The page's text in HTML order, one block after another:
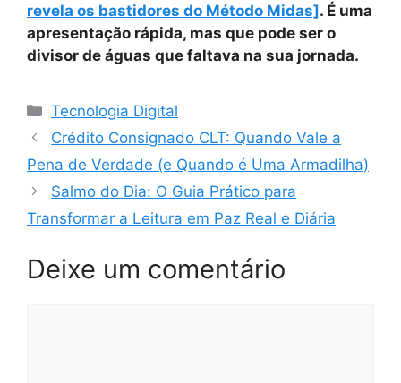
revela os bastidores do Método Midas]. É uma
apresentação rápida, mas que pode ser o
divisor de águas que faltava na sua jornada.
Categorias
Tecnologia Digital
Crédito Consignado CLT: Quando Vale a
Pena de Verdade (e Quando é Uma Armadilha)
Salmo do Dia: O Guia Prático para
Transformar a Leitura em Paz Real e Diária
Deixe um comentário